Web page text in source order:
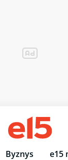
Byznys e15